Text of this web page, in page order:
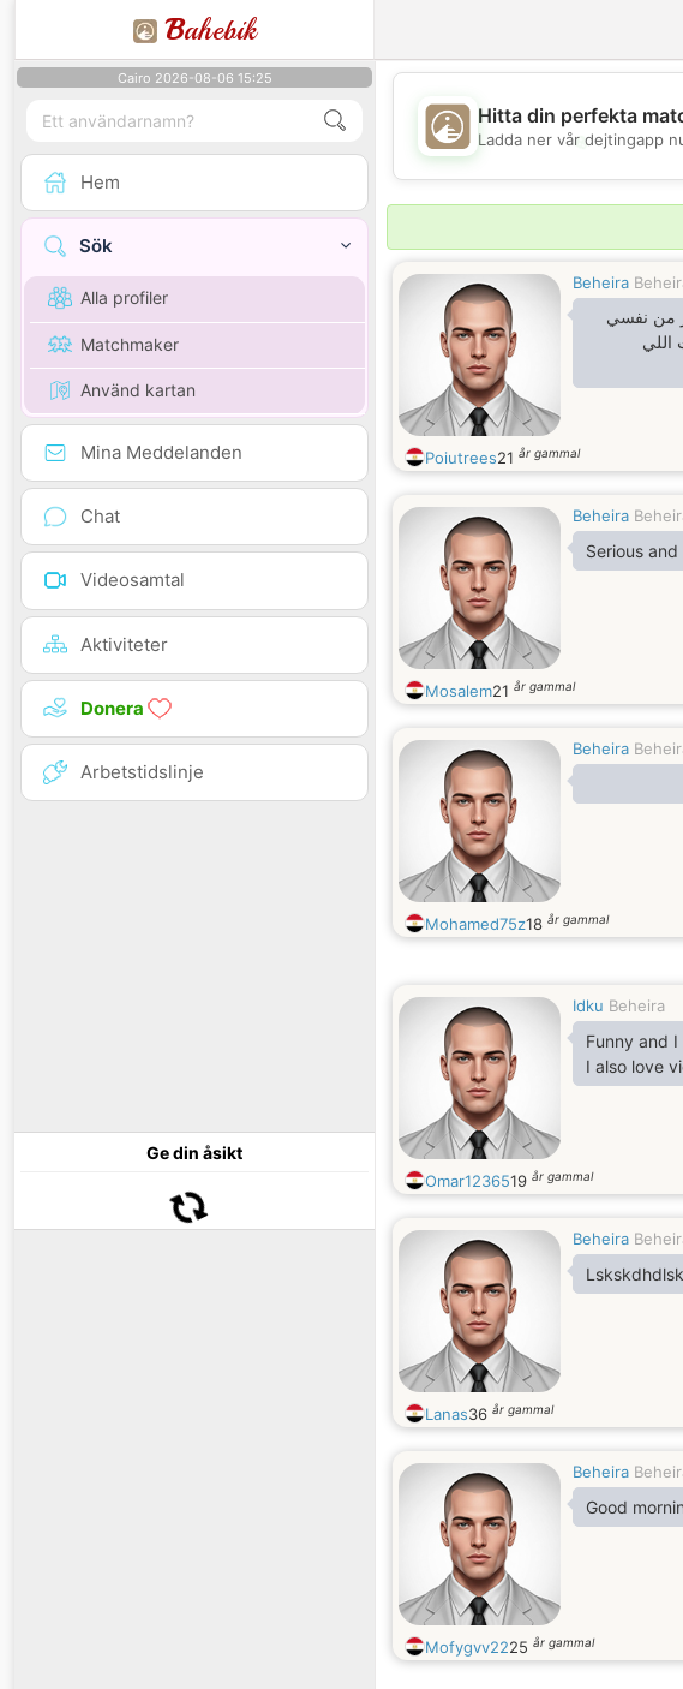
Bahebik
Cairo 2026-08-06 15:25
Hem
Sök
Alla profiler
Matchmaker
Använd kartan
Mina Meddelanden
Chat
Videosamtal
Aktiviteter
Donera
Arbetstidslinje
Ge din åsikt
💖
Hitta din perfekta
Ladda ner vår dejtingapp
Beheira
من نفسي
اللي
Poiutrees21 år gammal
Beheira
Serious
Mosalem21 år gammal
Beheira
Mohamed75z18 år gammal
Idku Beheira
Funny and
I also love
Omar1236519 år gammal
Beheira
Lanas36 år gammal
Beheira
Good
Mofygvv2225 år gammal